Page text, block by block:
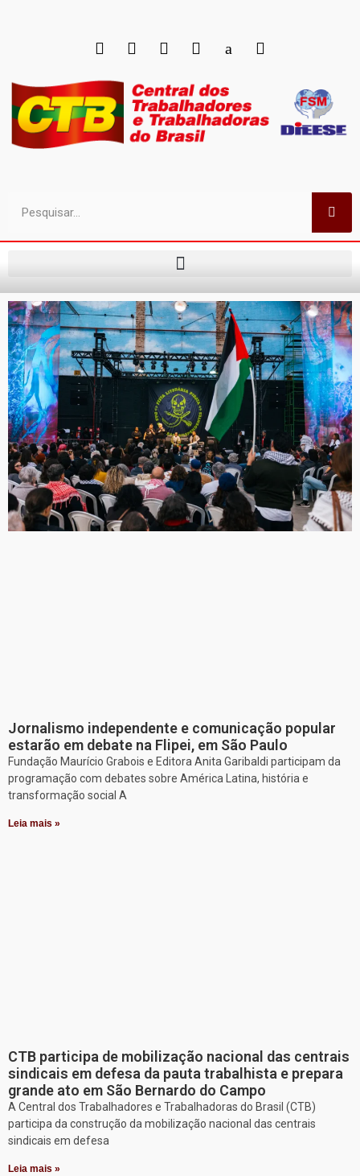
Jornalismo independente e comunicação popular
estarão em debate na Flipei, em São Paulo
Fundação Maurício Grabois e Editora Anita Garibaldi participam da
programação com debates sobre América Latina, história e
transformação social A
Leia mais »
CTB participa de mobilização nacional das centrais
sindicais em defesa da pauta trabalhista e prepara
grande ato em São Bernardo do Campo
A Central dos Trabalhadores e Trabalhadoras do Brasil (CTB)
participa da construção da mobilização nacional das centrais
sindicais em defesa
Leia mais »